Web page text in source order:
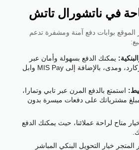
في ناتشورال تاتش
الموقع بوابات دفع آمنة ومشفرة تدعم
يمكنك الدفع بسهولة وأمان عبر
بطاقات فيزا، ماستركارد، ومدى، بالإضافة إلى MIS Pay وابل
استمتع بالدفع المرن عبر تابي وتمارا،
مشترياتك على دفعات ميسرة بدون
متاح لراحة عملائنا، حيث يمكنك الدفع
المتجر خيار التحويل البنكي المباشر